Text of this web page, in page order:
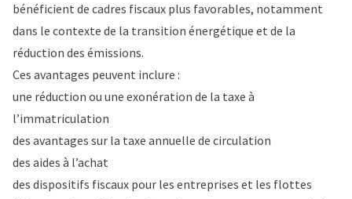
bénéficient de cadres fiscaux plus favorables, notamment
dans le contexte de la transition énergétique et de la
réduction des émissions.
Ces avantages peuvent inclure :
une réduction ou une exonération de la taxe à
l’immatriculation
des avantages sur la taxe annuelle de circulation
des aides à l’achat
des dispositifs fiscaux pour les entreprises et les flottes